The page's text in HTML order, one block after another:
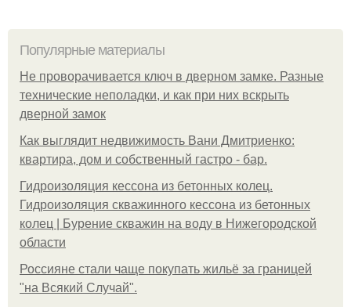
Популярные материалы
Не проворачивается ключ в дверном замке. Разные
технические неполадки, и как при них вскрыть
дверной замок
Как выглядит недвижимость Вани Дмитриенко:
квартира, дом и собственный гастро - бар.
Гидроизоляция кессона из бетонных колец.
Гидроизоляция скважинного кессона из бетонных
колец | Бурение скважин на воду в Нижегородской
области
Россияне стали чаще покупать жильё за границей
"на Всякий Случай".